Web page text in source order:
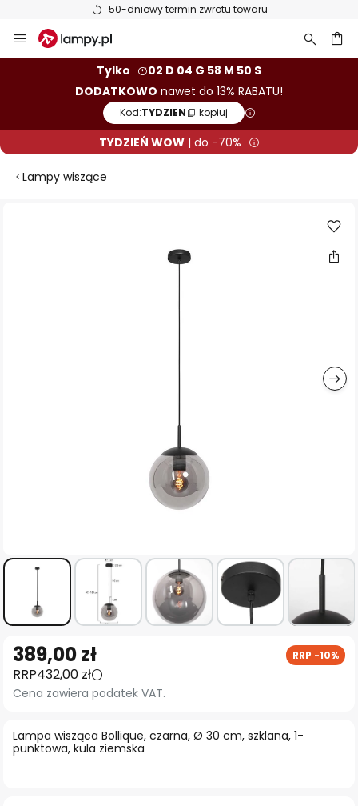
50-dniowy termin zwrotu towaru
Przejdź
do
Tylko
02 D 04 G 58 M 49 S
DODATKOWO nawet do 13% RABATU!
Kod:TYDZIEN kopiuj
TYDZIEŃ WOW| do -70%
Lampy wiszące
na
początek
galerii
Lampa wisząca Bollique, czarna, Ø 30 cm, szklana, 1-
punktowa, kula ziemska
389,00 zł RRP -10%
RRP432,00 zł
Cena zawiera podatek VAT.